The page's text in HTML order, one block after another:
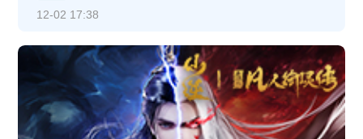
12-02 17:38